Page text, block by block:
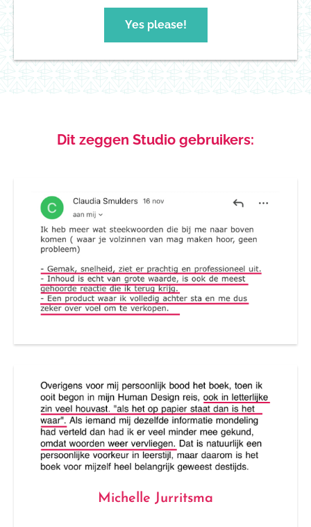
Yes please!
Dit zeggen Studio gebruikers:
Michelle Jurritsma